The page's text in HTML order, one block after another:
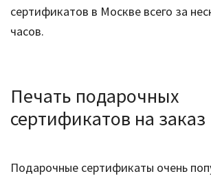
сертификатов в Москве всего за
часов.
Печать подарочных
сертификатов на заказ
Подарочные сертификаты очень